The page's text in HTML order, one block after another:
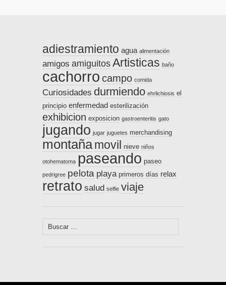
adiestramiento agua alimentación
amigos amiguitos Artisticas baño
cachorro campo comida
Curiosidades durmiendo ehrlichiosis el
principio enfermedad esterilización
exhibicion exposicion gastroenteritis gato
jugando jugar juguetes merchandising
montañamovil nieve niños
otohematoma paseando paseo
pedrigree pelota playa primeros días relax
retrato salud selfie viaje
Buscar: